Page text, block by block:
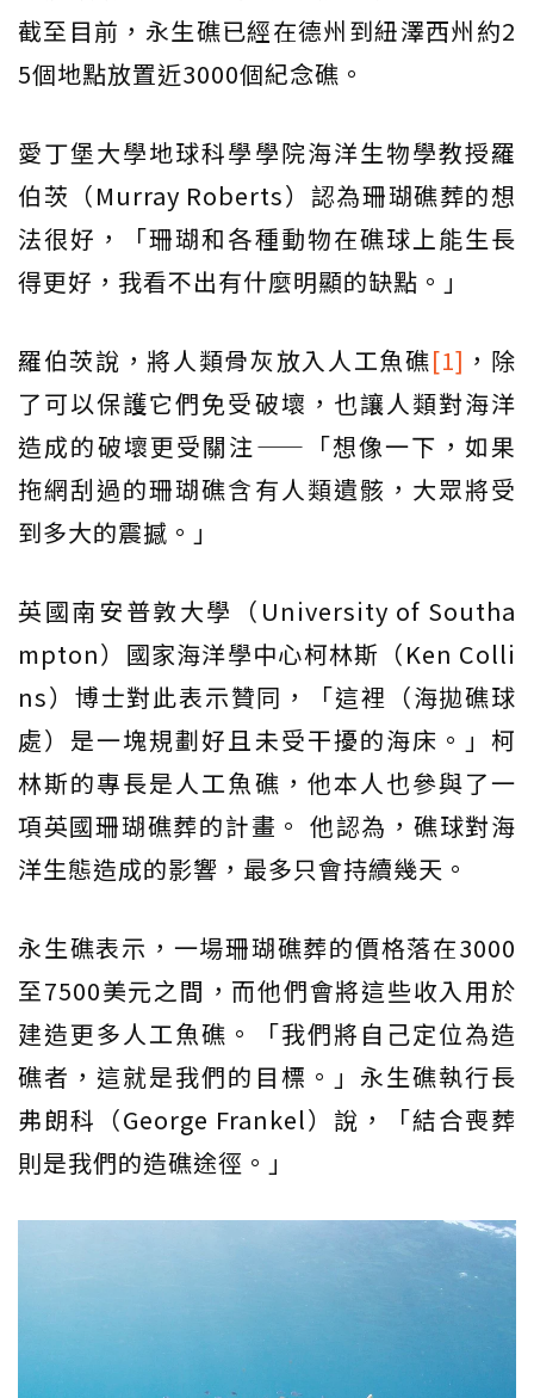
截至目前，永生礁已經在德州到紐澤西州約2
5個地點放置近3000個紀念礁。
愛丁堡大學地球科學學院海洋生物學教授羅
伯茨（Murray Roberts）認為珊瑚礁葬的想
法很好，「珊瑚和各種動物在礁球上能生長
得更好，我看不出有什麼明顯的缺點。」
羅伯茨說，將人類骨灰放入人工魚礁[1] ，除
了可以保護它們免受破壞，也讓人類對海洋
造成的破壞更受關注——「想像一下，如果
拖網刮過的珊瑚礁含有人類遺骸，大眾將受
到多大的震撼。」
英國南安普敦大學（University of Southa
mpton）國家海洋學中心柯林斯（Ken Colli
ns）博士對此表示贊同，「這裡（海拋礁球
處）是一塊規劃好且未受干擾的海床。」柯
林斯的專長是人工魚礁，他本人也參與了一
項英國珊瑚礁葬的計畫。 他認為，礁球對海
洋生態造成的影響，最多只會持續幾天。
永生礁表示，一場珊瑚礁葬的價格落在3000
至7500美元之間，而他們會將這些收入用於
建造更多人工魚礁。「我們將自己定位為造
礁者，這就是我們的目標。」永生礁執行長
弗朗科（George Frankel）說，「結合喪葬
則是我們的造礁途徑。」